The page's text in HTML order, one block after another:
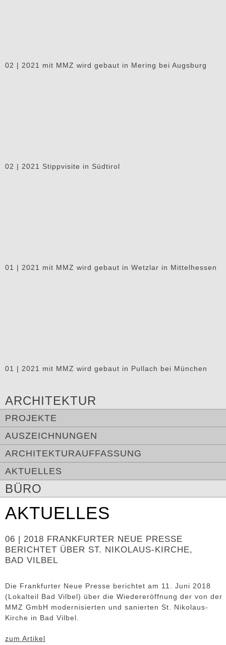
02 | 2021 mit MMZ wird gebaut in Mering bei Augsburg
02 | 2021 Stippvisite in Südtirol
01 | 2021 mit MMZ wird gebaut in Wetzlar in Mittelhessen
01 | 2021 mit MMZ wird gebaut in Pullach bei München
ARCHITEKTUR
PROJEKTE
AUSZEICHNUNGEN
ARCHITEKTURAUFFASSUNG
AKTUELLES
BÜRO
AKTUELLES
06 | 2018 FRANKFURTER NEUE PRESSE
BERICHTET ÜBER ST. NIKOLAUS-KIRCHE,
BAD VILBEL
Die Frankfurter Neue Presse berichtet am 11. Juni 2018
(Lokalteil Bad Vilbel) über die Wiedereröffnung der von der
MMZ GmbH modernisierten und sanierten St. Nikolaus-
Kirche in Bad Vilbel.
zum Artikel